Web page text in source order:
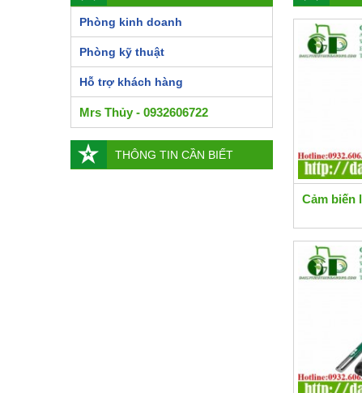
Phòng kinh doanh
Phòng kỹ thuật
Hỗ trợ khách hàng
Mrs Thủy - 0932606722
THÔNG TIN CẦN BIẾT
Cảm biến